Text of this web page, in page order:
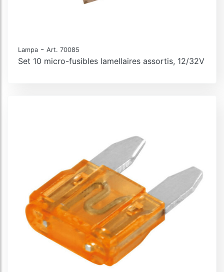
Lampa - Art. 70085
Set 10 micro-fusibles lamellaires assortis, 12/32V